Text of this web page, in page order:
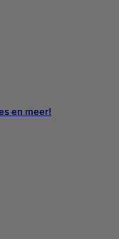
en meer!